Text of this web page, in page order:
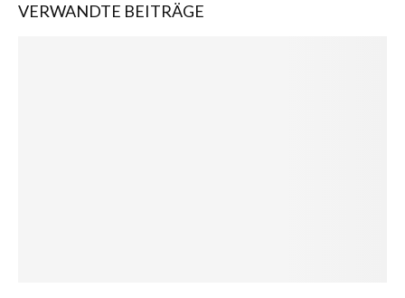
VERWANDTE BEITRÄGE